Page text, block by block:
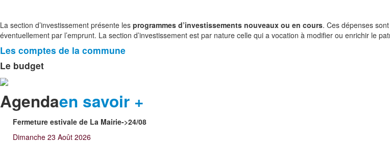
La section d’investissement présente les programmes d’investissements nouveaux ou en cours. Ces dépenses
éventuellement par l’emprunt. La section d’investissement est par nature celle qui a vocation à modifier ou enrichir le
Les comptes de la commune
Le budget
Agendaen savoir +
Fermeture estivale de La Mairie->24/08
Dimanche 23 Août 2026